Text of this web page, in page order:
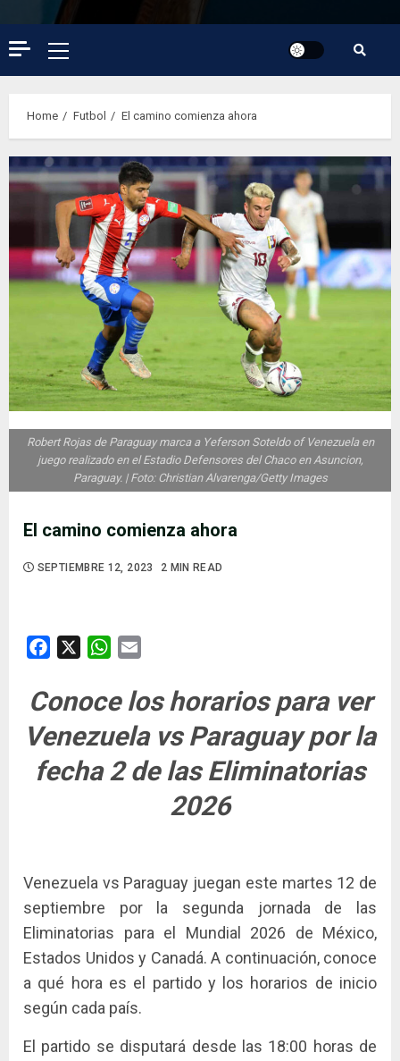
Primary
Menu
Home Futbol El camino comienza ahora
El camino comienza ahora
SEPTIEMBRE 12, 2023 2 MIN READ
Robert Rojas de Paraguay marca a Yeferson Soteldo of Venezuela en
juego realizado en el Estadio Defensores del Chaco en Asuncion,
Paraguay. | Foto: Christian Alvarenga/Getty Images
Facebook WhatsApp
Conoce los horarios para ver
Venezuela vs Paraguay por la
fecha 2 de las Eliminatorias
2026
Venezuela vs Paraguay juegan este martes 12 de
septiembre por la segunda jornada de las
Eliminatorias para el Mundial 2026 de México,
Estados Unidos y Canadá. A continuación, conoce
a qué hora es el partido y los horarios de inicio
según cada país.
El partido se disputará desde las 18:00 horas de